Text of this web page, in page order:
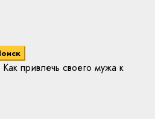
Как привлечь своего мужа к